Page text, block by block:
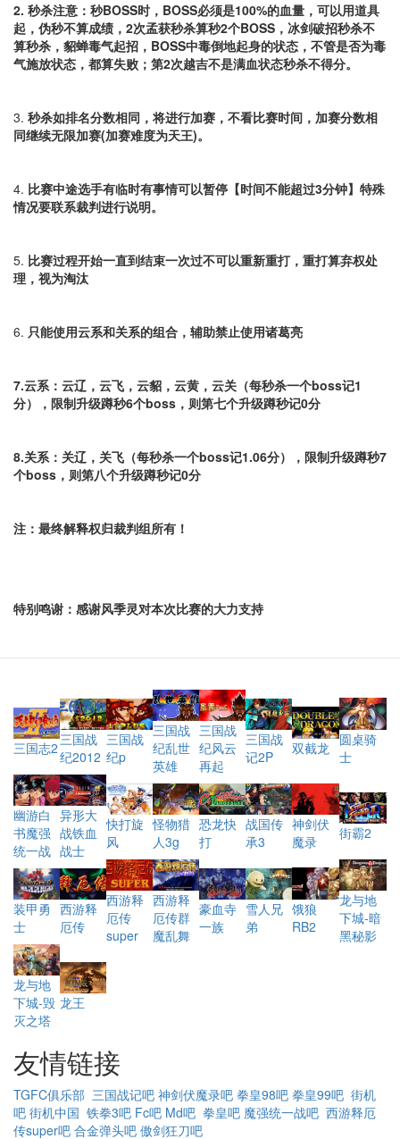
2. 秒杀注意：秒BOSS时，BOSS必须是100%的血量，可以用道具
起， 伪秒不算成绩，2次孟获秒杀算秒2个BOSS，冰剑破招秒杀不
算秒杀，貂蝉毒气起招，BOSS中毒倒地起身的状态，不管是否为毒
气施放状态，都算失败；第2次越吉不是满血状态秒杀不得分。
3. 秒杀如排名分数相同，将进行加赛，不看比赛时间，加赛分数相
同继续无限加赛(加赛难度为天王)。
4. 比赛中途选手有临时有事情可以暂停【时间不能超过3分钟】特殊
情况要联系裁判进行说明。
5. 比赛过程开始一直到结束一次过不可以重新重打，重打算弃权处
理，视为淘汰
6. 只能使用云系和关系的组合，辅助禁止使用诸葛亮
7.云系：云辽，云飞，云貂，云黄，云关（每秒杀一个boss记1
分），限制升级蹲秒6个boss，则第七个升级蹲秒记0分
8.关系：关辽，关飞（每秒杀一个boss记1.06分）， 限制升级蹲秒7
个boss， 则第八个升级蹲秒记0分
注：最终解释权归裁判组所有！
特别鸣谢：感谢风季灵对本次比赛的大力支持
三国志2
三国战
纪2012
三国战
纪p
三国战
纪乱世
英雄
三国战
纪风云
再起
三国战
记2P
双截龙
圆桌骑
士
幽游白
书魔强
统一战
异形大
战铁血
战士
快打旋
风
怪物猎
人3g
恐龙快
打
战国传
承3
神剑伏
魔录
街霸2
装甲勇
士
西游释
厄传
西游释
厄传
super
西游释
厄传群
魔乱舞
豪血寺
一族
雪人兄
弟
饿狼
RB2
龙与地
下城-暗
黑秘影
龙与地
下城-毁
灭之塔
龙王
友情链接
TGFC俱乐部 三国战记吧 神剑伏魔录吧 拳皇98吧 拳皇99吧 街机
吧 街机中国 铁拳3吧 Fc吧 Md吧 拳皇吧 魔强统一战吧 西游释厄
传super吧 合金弹头吧 傲剑狂刀吧